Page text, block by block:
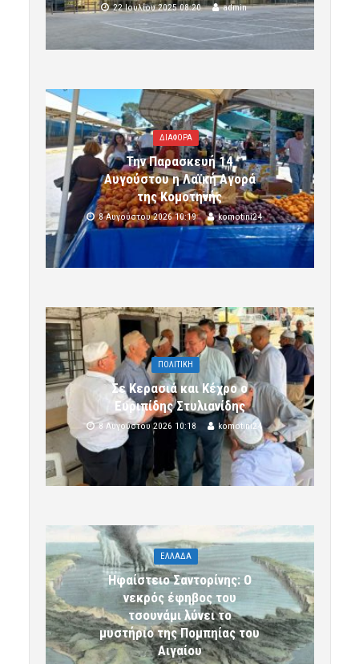
22 Ιουλίου 2025 08:20 admin
ΔΙΑΦΟΡΑ
Την Παρασκευή 14
Αυγούστου η Λαϊκή Αγορά
της Κομοτηνής
8 Αυγούστου 2026 10:19 komotini24
ΠΟΛΙΤΙΚΗ
Σε Κερασιά και Κέχρο ο
Ευριπίδης Στυλιανίδης
8 Αυγούστου 2026 10:18 komotini24
ΕΛΛΑΔΑ
Ηφαίστειο Σαντορίνης: Ο
νεκρός έφηβος του
τσουνάμι λύνει το
μυστήριο της Πομπηίας του
Αιγαίου